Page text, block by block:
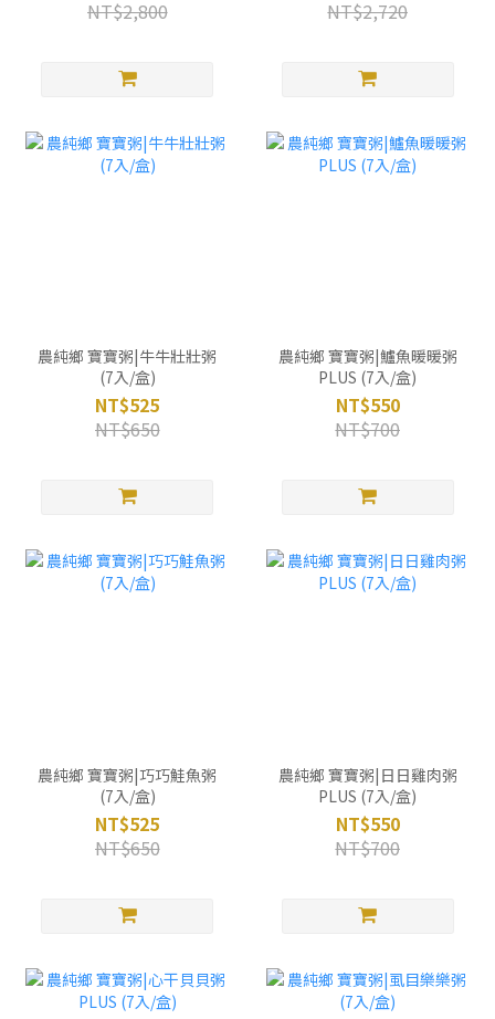
NT$2,800
NT$2,720
農純鄉 寶寶粥|牛牛壯壯粥
(7入/盒)
NT$525
NT$650
農純鄉 寶寶粥|鱸魚暖暖粥
PLUS (7入/盒)
NT$550
NT$700
農純鄉 寶寶粥|巧巧鮭魚粥
(7入/盒)
NT$525
NT$650
農純鄉 寶寶粥|日日雞肉粥
PLUS (7入/盒)
NT$550
NT$700